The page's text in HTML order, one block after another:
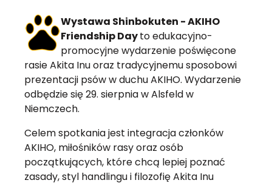
Wystawa Shinbokuten - AKIHO
Friendship Dayto edukacyjno-
promocyjne wydarzenie poświęcone
rasie Akita Inu oraz tradycyjnemu sposobowi
prezentacji psów w duchu AKIHO. Wydarzenie
odbędzie się 29. sierpnia w Alsfeld w
Niemczech.
Celem spotkania jest integracja członków
AKIHO, miłośników rasy oraz osób
początkujących, które chcą lepiej poznać
zasady, styl handlingu i filozofię Akita Inu